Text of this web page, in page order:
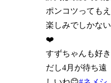
ポンコツってもえ
楽しみでしかない
❤️
すずちゃんも好き
だし4月が待ち遠